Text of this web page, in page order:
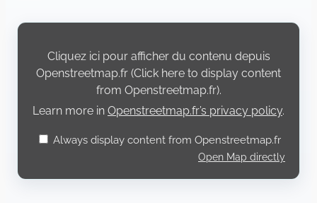
Display
Openstreetmap.fr
Cliquez ici pour afficher du contenu depuis
Openstreetmap.fr (Click here to display content
from Openstreetmap.fr).
Learn more in Openstreetmap.fr’s privacy policy.
Always display content from Openstreetmap.fr
Open Map directly